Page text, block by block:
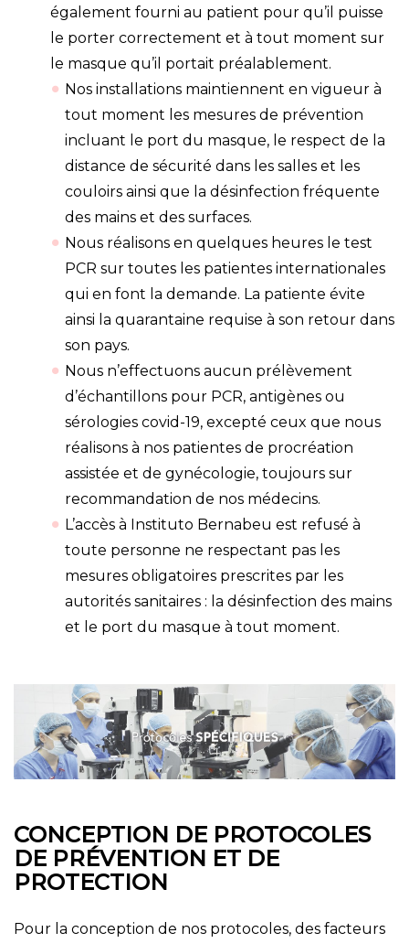
également fourni au patient pour qu’il puisse
le porter correctement et à tout moment sur
le masque qu’il portait préalablement.
Nos installations maintiennent en vigueur à
tout moment les mesures de prévention
incluant le port du masque, le respect de la
distance de sécurité dans les salles et les
couloirs ainsi que la désinfection fréquente
des mains et des surfaces.
Nous réalisons en quelques heures le test
PCR sur toutes les patientes internationales
qui en font la demande. La patiente évite
ainsi la quarantaine requise à son retour dans
son pays.
Nous n’effectuons aucun prélèvement
d’échantillons pour PCR, antigènes ou
sérologies covid-19, excepté ceux que nous
réalisons à nos patientes de procréation
assistée et de gynécologie, toujours sur
recommandation de nos médecins.
L’accès à Instituto Bernabeu est refusé à
toute personne ne respectant pas les
mesures obligatoires prescrites par les
autorités sanitaires : la désinfection des mains
et le port du masque à tout moment.
CONCEPTION DE PROTOCOLES
DE PRÉVENTION ET DE
PROTECTION
Pour la conception de nos protocoles, des facteurs